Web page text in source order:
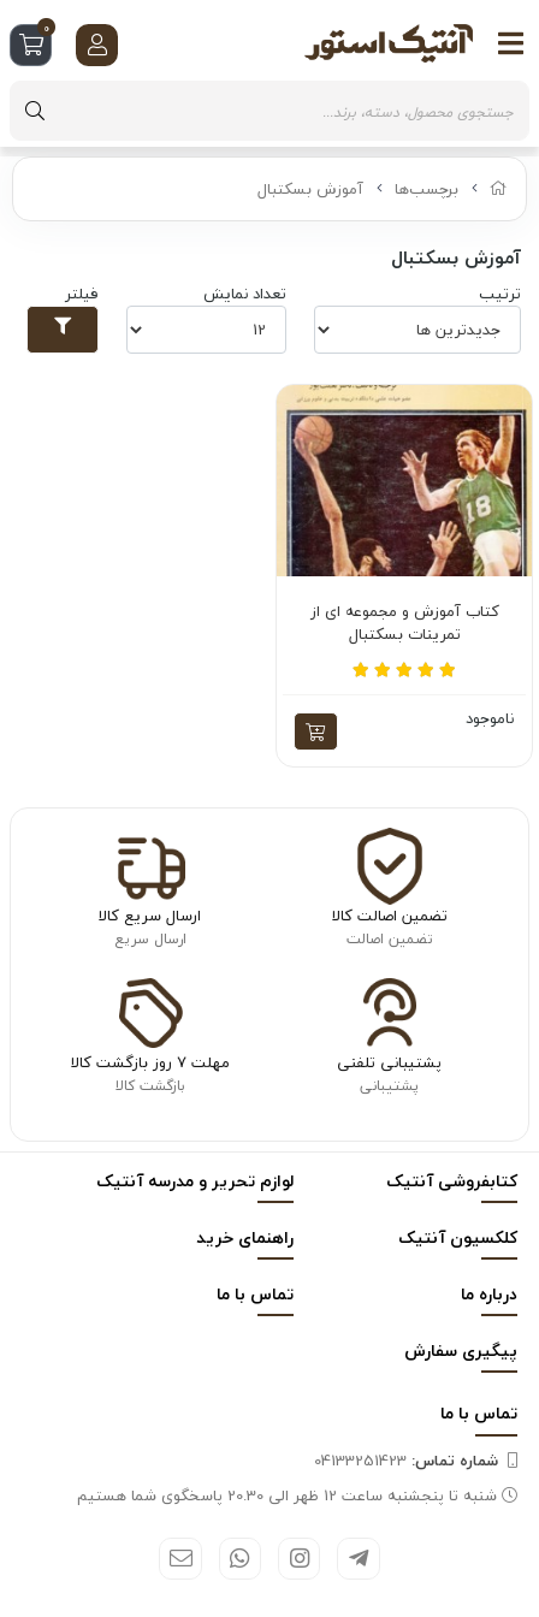
برچسب‌ها آموزش بسکتبال
آموزش بسکتبال
ترتیب تعداد نمایش فیلتر
کتاب آموزش و مجموعه ای از
تمرینات بسکتبال
ناموجود
تضمین اصالت کالا
تضمین اصالت
ارسال سریع کالا
ارسال سریع
پشتیبانی تلفنی
پشتیبانی
مهلت ۷ روز بازگشت کالا
بازگشت کالا
کتابفروشی آنتیک
لوازم تحریر و مدرسه آنتیک
کلکسیون آنتیک
راهنمای خرید
درباره ما
تماس با ما
پیگیری سفارش
تماس با ما
شماره تماس‌:
شنبه تا پنجشنبه ساعت 12 ظهر الی 20.30 پاسخگوی شما هستیم
0